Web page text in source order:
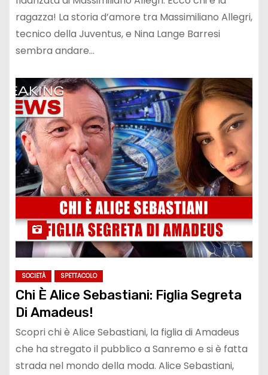
ragazza! La storia d’amore tra Massimiliano Allegri,
tecnico della Juventus, e Nina Lange Barresi
sembra andare…
SOCIETÀ SPETTACOLO
Chi È Alice Sebastiani: Figlia Segreta
Di Amadeus!
Scopri chi è Alice Sebastiani, la figlia di Amadeus
che ha stregato il pubblico a Sanremo e si è fatta
strada nel mondo della moda. Alice Sebastiani,